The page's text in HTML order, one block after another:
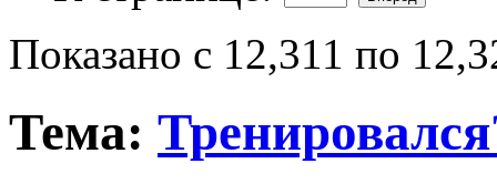
Показано с 12,311 по
Тема: